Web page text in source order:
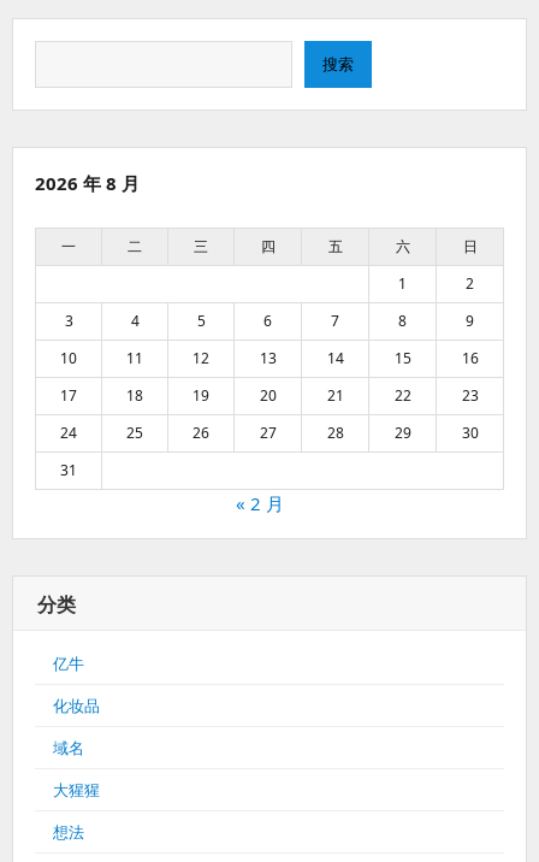
搜索
2026 年 8 月
一 二 三 四 五 六
日
1
2
3
4 5 6 7 8
9
10
11 12 13 14 15
16
17
18 19 20 21 22
23
24
25 26 27 28 29
30
31
« 2 月
分类
亿牛
化妆品
域名
大猩猩
想法